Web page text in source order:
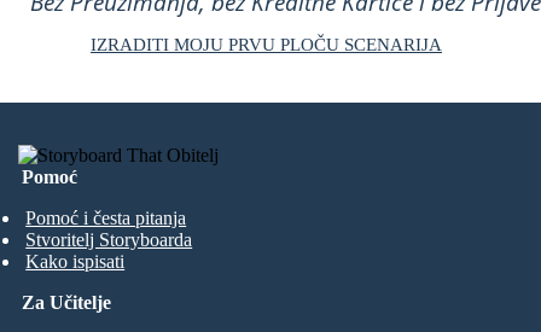
IZRADITI MOJU PRVU PLOČU SCENARIJA
Pomoć
Pomoć i česta pitanja
Stvoritelj Storyboarda
Kako ispisati
Za Učitelje